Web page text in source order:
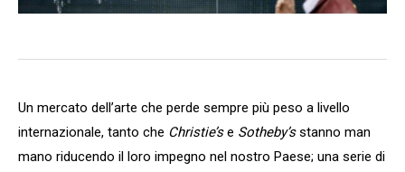
Un mercato dell’arte che perde sempre più peso a livello
internazionale, tanto che Christie’se Sotheby’sstanno man
mano riducendo il loro impegno nel nostro Paese; una serie di